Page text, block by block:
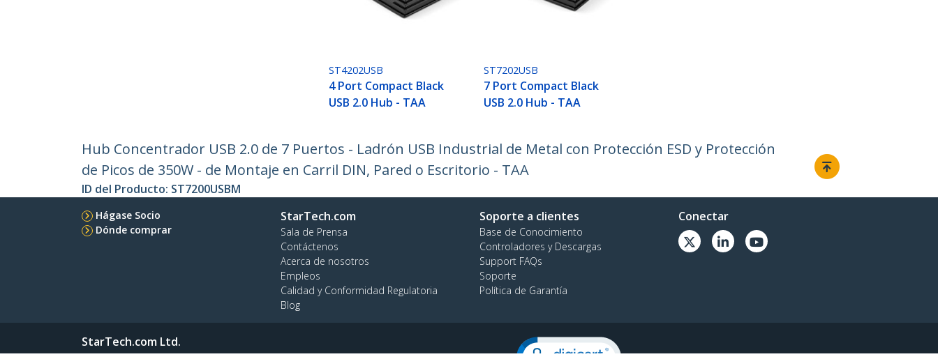
ST4202USB
4 Port Compact Black
USB 2.0 Hub - TAA
ST7202USB
7 Port Compact Black
USB 2.0 Hub - TAA
Hub Concentrador USB 2.0 de 7 Puertos - Ladrón USB Industrial de Metal con Protección ESD y Protección
de Picos de 350W - de Montaje en Carril DIN, Pared o Escritorio - TAA
ID del Producto: ST7200USBM
Hágase Socio
Dónde comprar
StarTech.com
Sala de Prensa
Contáctenos
Acerca de nosotros
Empleos
Calidad y Conformidad Regulatoria
Blog
Soporte a clientes
Base de Conocimiento
Controladores y Descargas
Support FAQs
Soporte
Política de Garantía
Conectar
StarTech.com Ltd.